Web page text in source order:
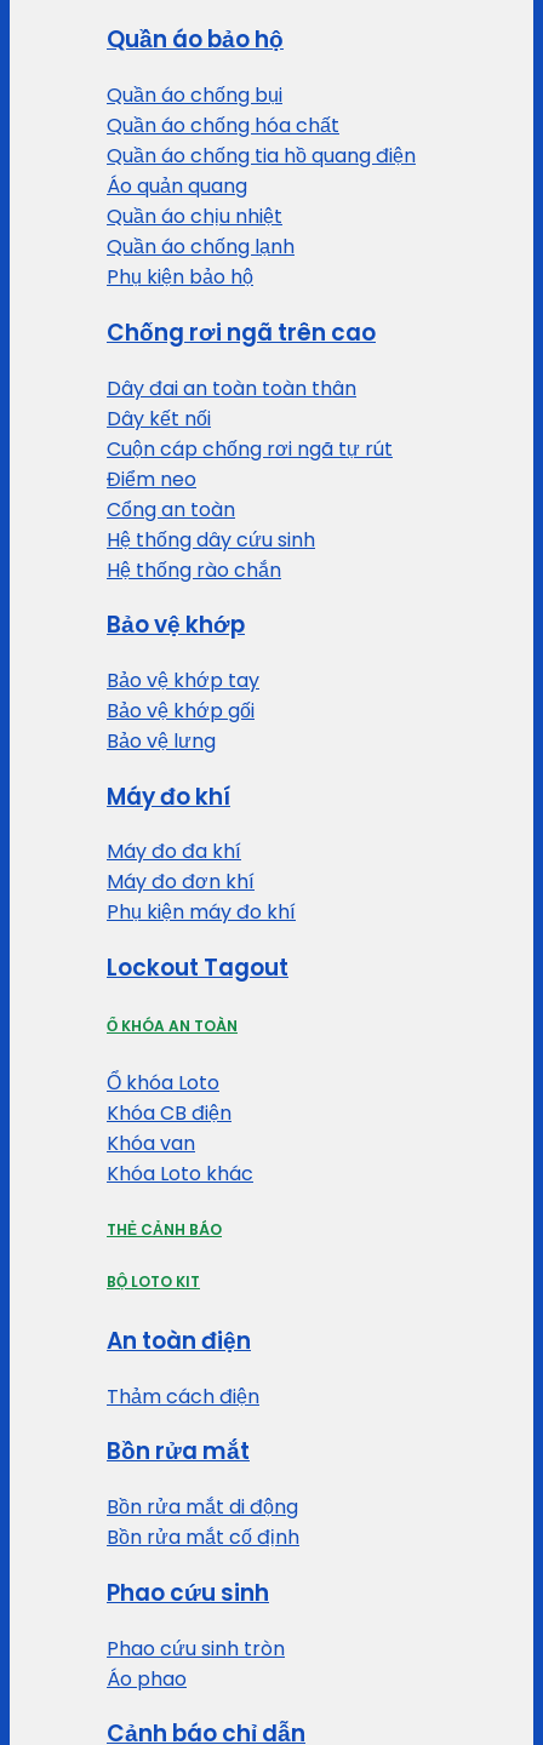
Quần áo bảo hộ
Quần áo chống bụi
Quần áo chống hóa chất
Quần áo chống tia hồ quang điện
Áo quản quang
Quần áo chịu nhiệt
Quần áo chống lạnh
Phụ kiện bảo hộ
Chống rơi ngã trên cao
Dây đai an toàn toàn thân
Dây kết nối
Cuộn cáp chống rơi ngã tự rút
Điểm neo
Cổng an toàn
Hệ thống dây cứu sinh
Hệ thống rào chắn
Bảo vệ khớp
Bảo vệ khớp tay
Bảo vệ khớp gối
Bảo vệ lưng
Máy đo khí
Máy đo đa khí
Máy đo đơn khí
Phụ kiện máy đo khí
Lockout Tagout
Ổ KHÓA AN TOÀN
Ổ khóa Loto
Khóa CB điện
Khóa van
Khóa Loto khác
THẺ CẢNH BÁO
BỘ LOTO KIT
An toàn điện
Thảm cách điện
Bồn rửa mắt
Bồn rửa mắt di động
Bồn rửa mắt cố định
Phao cứu sinh
Phao cứu sinh tròn
Áo phao
Cảnh báo chỉ dẫn